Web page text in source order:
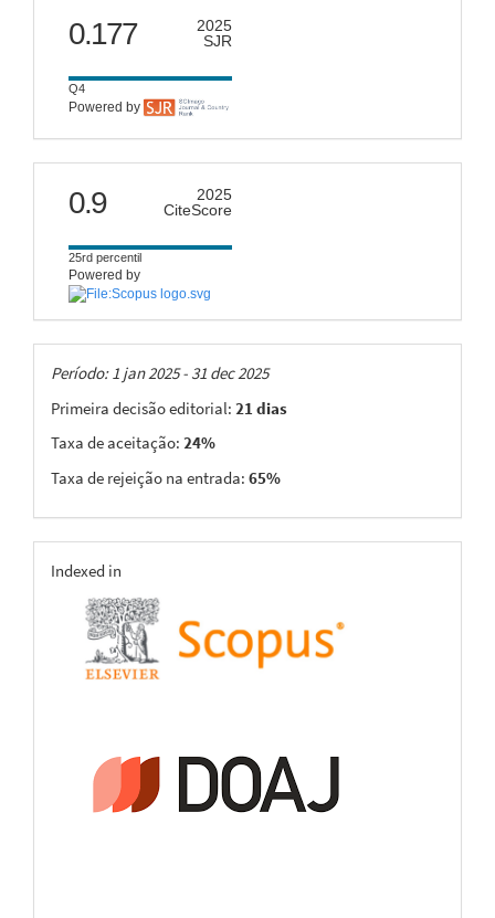
scimago
0.177
2025
SJR
Q4
Powered by
citescore
0.9
2025
CiteScore
25rd percentil
Powered by
Taxas
Período: 1 jan 2025 - 31 dec 2025
Primeira decisão editorial: 21 dias
Taxa de aceitação: 24%
Taxa de rejeição na entrada: 65%
indexing
Indexed in